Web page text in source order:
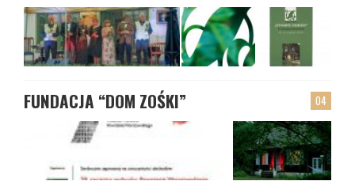
04
FUNDACJA “DOM ZOŚKI”